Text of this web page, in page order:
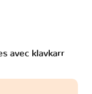
avec klavkarr